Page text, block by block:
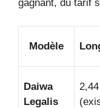
gagnant, du tarif
Modèle
Daiwa
Legalis